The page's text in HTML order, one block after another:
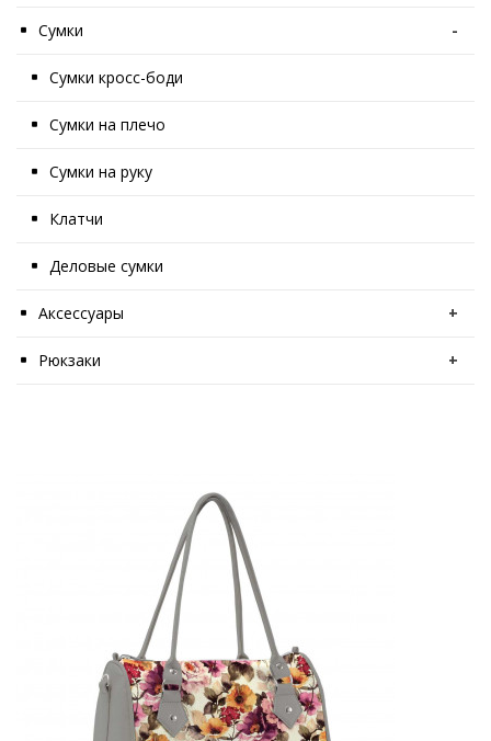
Сумки -
Сумки кросс-боди
Сумки на плечо
Сумки на руку
Клатчи
Деловые сумки
Аксессуары +
Рюкзаки +